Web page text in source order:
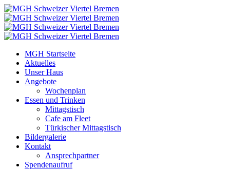
MGH Startseite
Aktuelles
Unser Haus
Angebote
Wochenplan
Essen und Trinken
Mittagstisch
Cafe am Fleet
Türkischer Mittagstisch
Bildergalerie
Kontakt
Ansprechpartner
Spendenaufruf